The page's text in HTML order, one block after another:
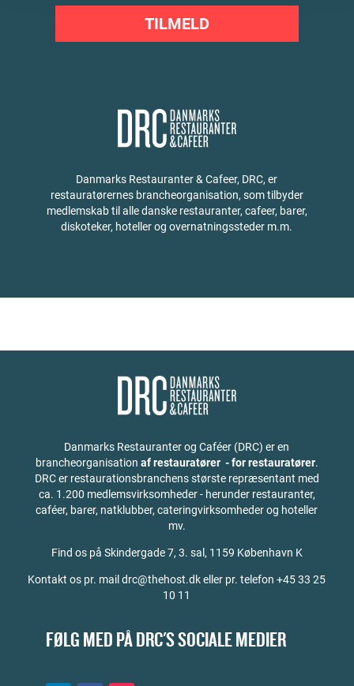
TILMELD
Danmarks Restauranter & Cafeer, DRC, er
restauratørernes brancheorganisation, som tilbyder
medlemskab til alle danske restauranter, cafeer, barer,
diskoteker, hoteller og overnatningssteder m.m.
Danmarks Restauranter og Caféer (DRC) er en
brancheorganisation af restauratører - for restauratører.
DRC er restaurationsbranchens største repræsentant med
ca. 1.200 medlemsvirksomheder - herunder restauranter,
caféer, barer, natklubber, cateringvirksomheder og hoteller
mv.
Find os på Skindergade 7, 3. sal, 1159 København K
Kontakt os pr. mail drc@thehost.dk eller pr. telefon +45 33 25
10 11
FØLG MED PÅ DRC'S SOCIALE MEDIER